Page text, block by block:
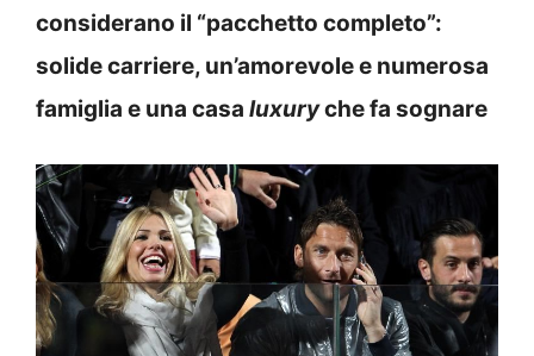
considerano il “pacchetto completo”:
solide carriere, un’amorevole e numerosa
famiglia e una casa luxuryche fa sognare